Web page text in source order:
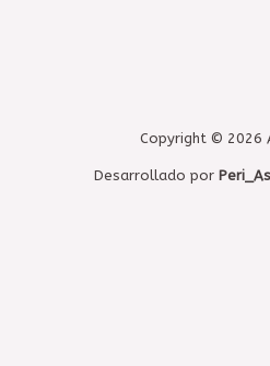
Copyright © 2026
Desarrollado por Peri_As